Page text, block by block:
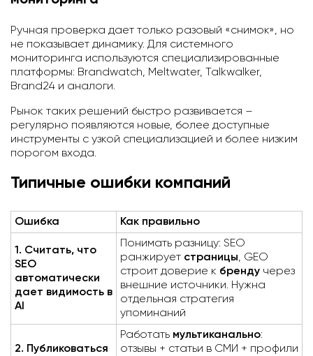
Ручная проверка дает только разовый «снимок», но
не показывает динамику. Для системного
мониторинга используются специализированные
платформы: Brandwatch, Meltwater, Talkwalker,
Brand24 и аналоги.
Рынок таких решений быстро развивается –
регулярно появляются новые, более доступные
инструменты с узкой специализацией и более низким
порогом входа.
Типичные ошибки компаний
Ошибка Как правильно
1. Считать, что
SEO
автоматически
дает видимость в
AI
Понимать разницу: SEO
ранжирует страницы, GEO
строит доверие к бренду через
внешние источники. Нужна
отдельная стратегия
упоминаний
2. Публиковаться
Работать мультиканально:
отзывы + статьи в СМИ + профили